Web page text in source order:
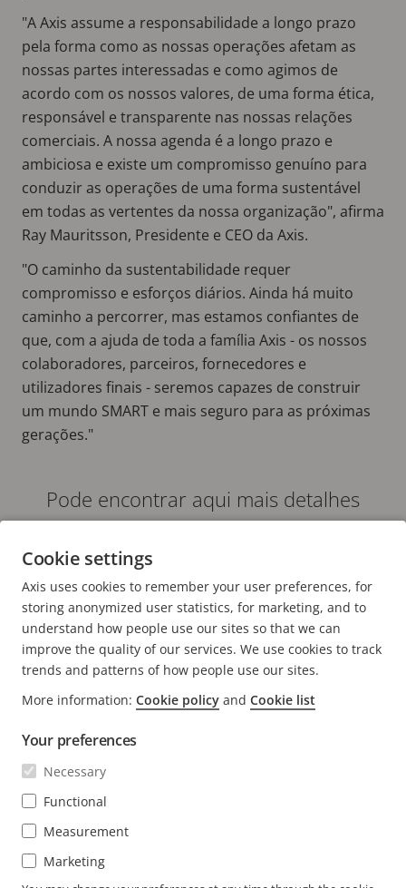
"A Axis assume a responsabilidade a longo prazo
pela forma como as nossas operações afetam as
nossas partes interessadas e como agimos de
acordo com os nossos valores, de uma forma ética,
responsável e transparente nas nossas relações
comerciais. A nossa agenda é a longo prazo e
ambiciosa e existe um compromisso genuíno para
conduzir as operações de uma forma sustentável
em todas as vertentes da nossa organização", afirma
Ray Mauritsson, Presidente e CEO da Axis.
"O caminho da sustentabilidade requer
compromisso e esforços diários. Ainda há muito
caminho a percorrer, mas estamos confiantes de
que, com a ajuda de toda a família Axis - os nossos
colaboradores, parceiros, fornecedores e
utilizadores finais - seremos capazes de construir
um mundo SMART e mais seguro para as próximas
gerações."
Pode encontrar aqui mais detalhes
sustentabilidade.
A NOSSA ABORDAGEM À SUSTENTABILIDADE
FOOTER
CONTACTO
Contacte-nos
Centro de experiência
NOTÍCIAS E HISTÓRIAS
Histórias de clientes
Life at Axis
Engineering at Axis
SUBSCREVER
Subscrever o boletim informativo
Subscrever e-mails de notificação de segurança da
Cookie settings
Axis uses cookies to remember your user preferences, for
storing anonymized user statistics, for marketing, and to
understand how people use our sites so that we can
improve the quality of our services. We use cookies to track
trends and patterns of how people use our sites.
More information: Cookie policy and Cookie list
Your preferences
Necessary
Functional
Measurement
Marketing